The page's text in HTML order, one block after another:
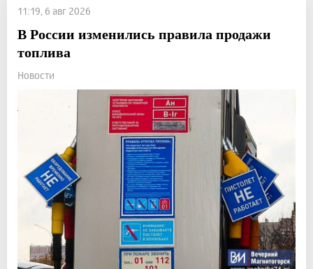
11:19, 6 авг 2026
В России изменились правила продажи
топлива
Новости